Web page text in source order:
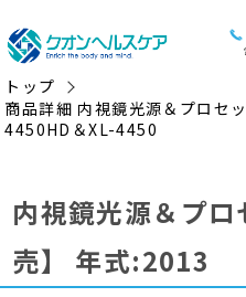
トップ
商品詳細 内視鏡光源＆プロセ
4450HD＆XL-4450
内視鏡光源＆プロ
売】
年式:2013